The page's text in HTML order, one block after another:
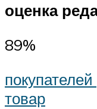
оценка
89%
товар